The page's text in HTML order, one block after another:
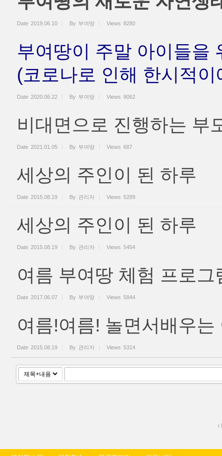
Date 2019.06.10 By 부여땅 Views 8280
부여땅이 주말 아이들을
(코로나로 인해 한시적이
Date 2020.06.22 By 부여땅 Views 9062
비대면으로 진행하는 부
Date 2021.01.05 By 부여땅 Views 687
세상의 주인이 된 하루
Date 2015.08.19 By 관리자 Views 5289
세상의 주인이 된 하루
Date 2015.08.19 By 관리자 Views 5454
여름 부여땅 체험 프로그
Date 2017.06.07 By 부여땅 Views 5844
여름!여름! 놀면서배우는
Date 2015.08.19 By 관리자 Views 5314